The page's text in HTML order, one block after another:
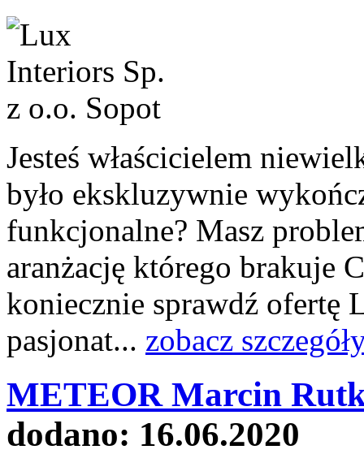
Jesteś właścicielem
było ekskluzywnie
funkcjonalne? Masz
aranżację którego brakuje
koniecznie sprawdź ofertę
pasjonat... zobacz
METEOR Marcin
dodano: 16.06.2020